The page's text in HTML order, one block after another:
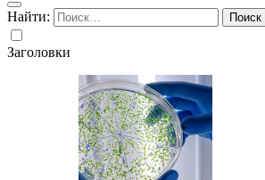
Найти:
Заголовки